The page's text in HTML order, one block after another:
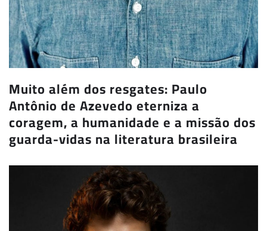
Muito além dos resgates: Paulo
Antônio de Azevedo eterniza a
coragem, a humanidade e a missão dos
guarda-vidas na literatura brasileira